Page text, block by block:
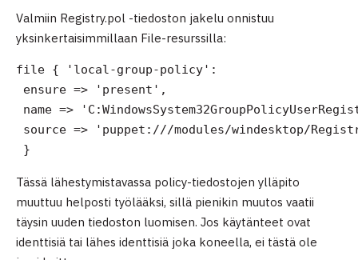
Valmiin Registry.pol -tiedoston jakelu onnistuu
yksinkertaisimmillaan File-resurssilla:
file { 'local-group-policy':
ensure => 'present',
name =>
source => 'puppet:///modules/windesktop/
}
Tässä lähestymistavassa policy-tiedostojen ylläpito
muuttuu helposti työlääksi, sillä pienikin muutos vaatii
täysin uuden tiedoston luomisen. Jos käytänteet ovat
identtisiä tai lähes identtisiä joka koneella, ei tästä ole